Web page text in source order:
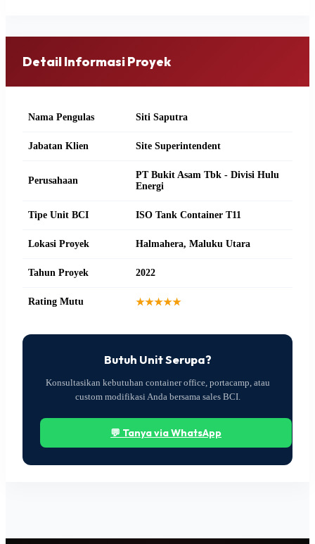
Detail Informasi Proyek
Nama Pengulas Siti Saputra
Jabatan Klien Site Superintendent
Perusahaan
PT Bukit Asam Tbk - Divisi Hulu
Energi
Tipe Unit BCI ISO Tank Container T11
Lokasi Proyek Halmahera, Maluku Utara
Tahun Proyek 2022
Rating Mutu ★★★★★
Butuh Unit Serupa?
Konsultasikan kebutuhan container office, portacamp, atau
custom modifikasi Anda bersama sales BCI.
💬 Tanya via WhatsApp